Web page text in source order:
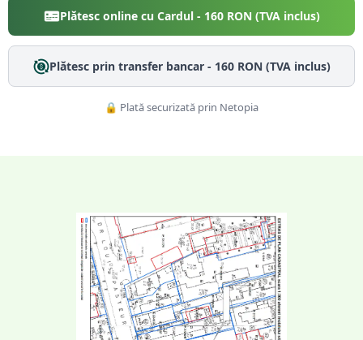
Plătesc online cu Cardul - 160RON (TVA inclus)
Plătesc prin transfer bancar - 160RON (TVA inclus)
🔒 Plată securizată prin Netopia